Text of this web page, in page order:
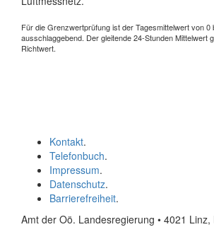
Für die Grenzwertprüfung ist der Tagesmittelwert von 0
ausschlaggebend. Der gleitende 24-Stunden Mittelwert
Richtwert.
Kontakt.
Telefonbuch.
Impressum.
Datenschutz.
Barrierefreiheit.
Amt der Oö. Landesregierung • 4021 Linz,